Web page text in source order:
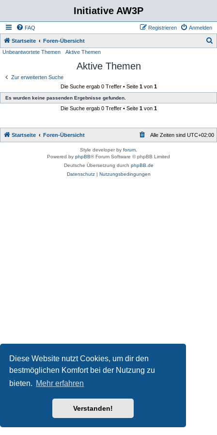
Diese Website nutzt Cookies, um dir den
bestmöglichen Komfort bei der Nutzung zu
bieten. Mehr erfahren
Verstanden!
Initiative AW3P
FAQ Anmelden
Registrieren
Startseite Foren-Übersicht
Unbeantwortete Themen Aktive Themen
Aktive Themen
Zur erweiterten Suche
Die Suche ergab 0 Treffer • Seite 1von 1
Es wurden keine passenden Ergebnisse gefunden.
Die Suche ergab 0 Treffer • Seite 1von 1
Startseite Foren-Übersicht Alle Zeiten sind UTC+02:00
Style developer by forum
Powered by phpBB® Forum Software © phpBB Limited
Deutsche Übersetzung durch phpBB.de
Datenschutz| Nutzungsbedingungen